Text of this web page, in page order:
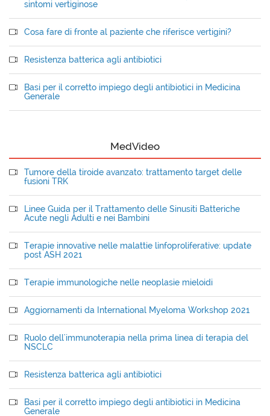
sintomi vertiginose
Cosa fare di fronte al paziente che riferisce vertigini?
Resistenza batterica agli antibiotici
Basi per il corretto impiego degli antibiotici in Medicina
Generale
MedVideo
Tumore della tiroide avanzato: trattamento target delle
fusioni TRK
Linee Guida per il Trattamento delle Sinusiti Batteriche
Acute negli Adulti e nei Bambini
Terapie innovative nelle malattie linfoproliferative: update
post ASH 2021
Terapie immunologiche nelle neoplasie mieloidi
Aggiornamenti da International Myeloma Workshop 2021
Ruolo dell'immunoterapia nella prima linea di terapia del
NSCLC
Resistenza batterica agli antibiotici
Basi per il corretto impiego degli antibiotici in Medicina
Generale